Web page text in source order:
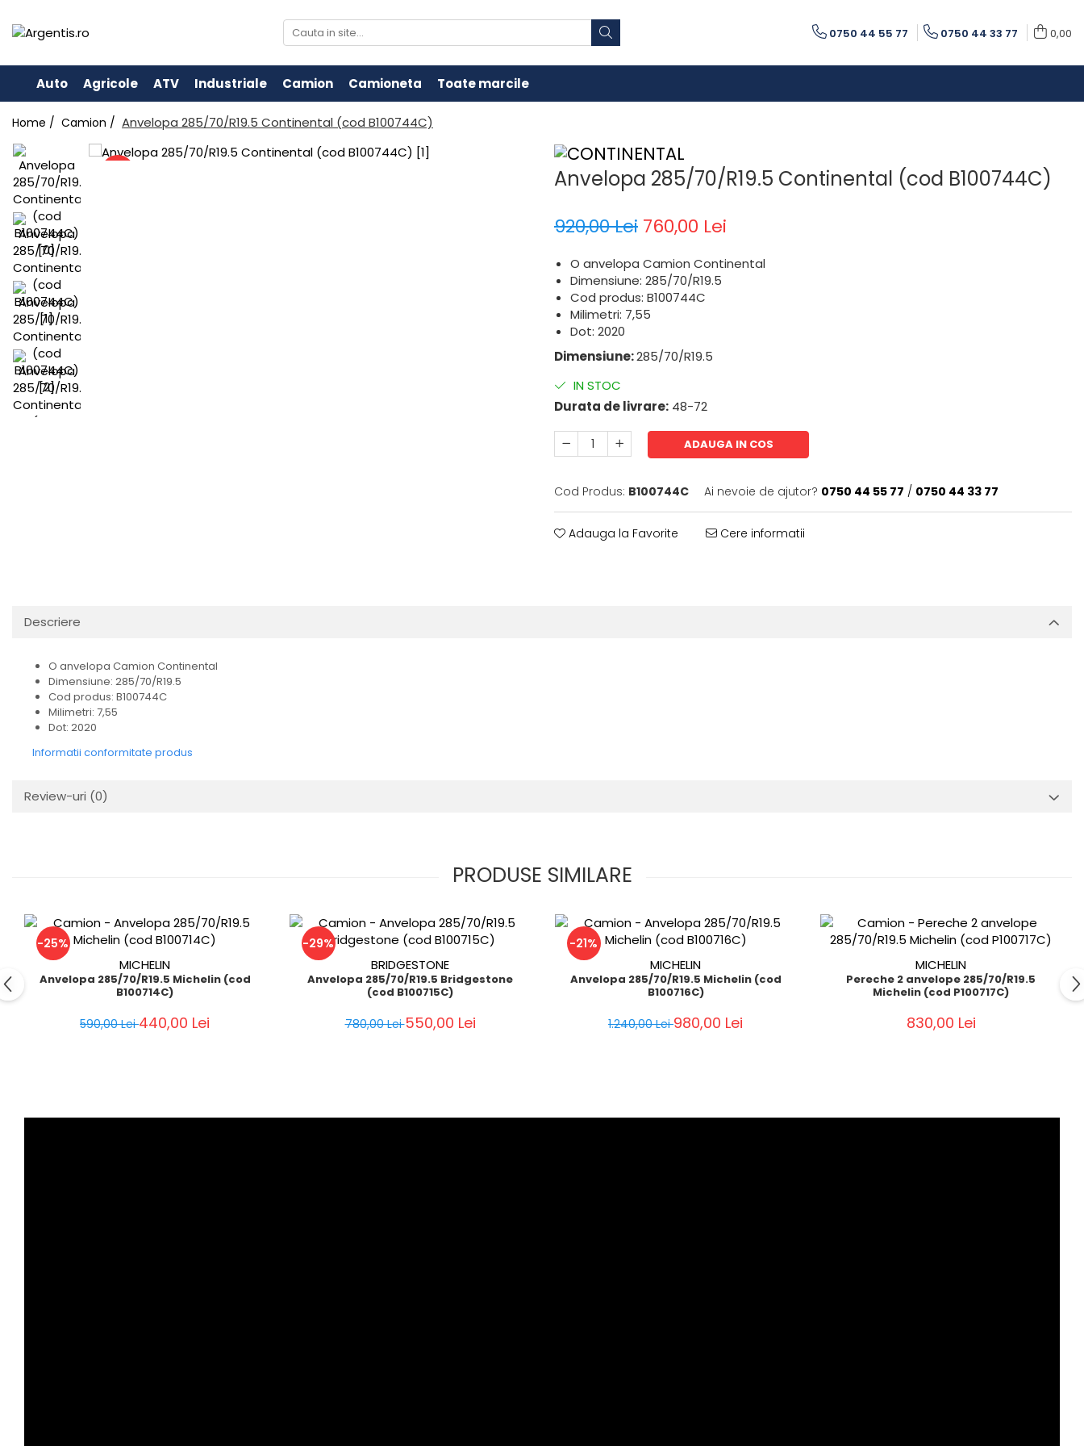
0750 44 55 77 0750 44 33 77 0,00
Auto Agricole ATV Industriale Camion Camioneta Toate marcile
Home / Camion / Anvelopa 285/70/R19.5 Continental (cod B100744C)
Anvelopa 285/70/R19.5 Continental (cod B100744C)
920,00 Lei 760,00 Lei
O anvelopa Camion Continental
Dimensiune: 285/70/R19.5
Cod produs: B100744C
Milimetri: 7,55
Dot: 2020
Dimensiune:285/70/R19.5
IN STOC
Durata de livrare: 48-72
ADAUGA IN COS
Cod Produs: B100744C Ai nevoie de ajutor? 0750 44 55 77 / 0750 44 33 77
Adauga la Favorite Cere informatii
Descriere
O anvelopa Camion Continental
Dimensiune: 285/70/R19.5
Cod produs: B100744C
Milimetri: 7,55
Dot: 2020
Informatii conformitate produs
Review-uri (0)
PRODUSE SIMILARE
-25%
MICHELIN
Anvelopa 285/70/R19.5 Michelin (cod
B100714C)
590,00 Lei440,00 Lei
-29%
BRIDGESTONE
Anvelopa 285/70/R19.5 Bridgestone
(cod B100715C)
780,00 Lei550,00 Lei
-21%
MICHELIN
Anvelopa 285/70/R19.5 Michelin (cod
B100716C)
1.240,00 Lei980,00 Lei
MICHELIN
Pereche 2 anvelope 285/70/R19.5
Michelin (cod P100717C)
830,00 Lei